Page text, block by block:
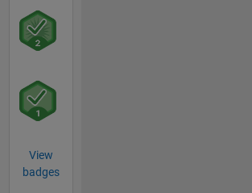
View
badges